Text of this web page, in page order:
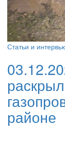
Статьи и
районе